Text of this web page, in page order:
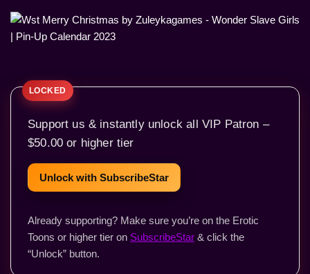
Support us & instantly unlock all VIP Patron –
$50.00 or higher tier
Unlock with SubscribeStar
Already supporting? Make sure you’re on the Erotic
Toons or higher tier on SubscribeStar & click the
“Unlock” button.